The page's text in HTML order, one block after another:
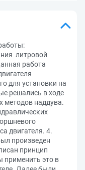
литровой
работа
для установки на
решались в ходе
методов наддува.
двигателя. 4.
произведен
принцип
применить это в